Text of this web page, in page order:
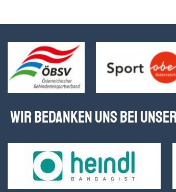
Wir bedanken uns bei